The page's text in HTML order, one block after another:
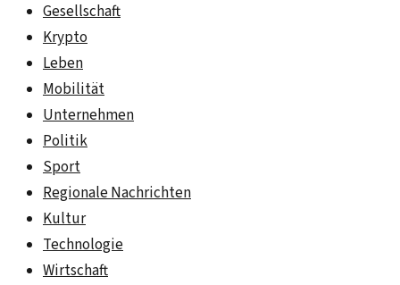
Gesellschaft
Krypto
Leben
Mobilität
Unternehmen
Politik
Sport
Regionale Nachrichten
Kultur
Technologie
Wirtschaft